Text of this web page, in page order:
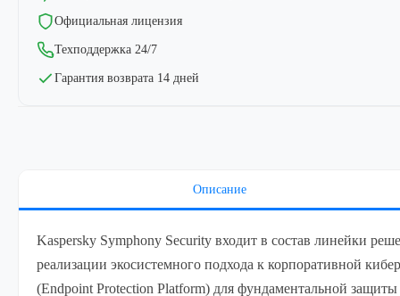
Официальная лицензия
Техподдержка 24/7
Гарантия возврата 14 дней
Описание
Kaspersky Symphony Security входит в состав линейки
реализации экосистемного подхода к корпоративной
(Endpoint Protection Platform) для фундаментальной